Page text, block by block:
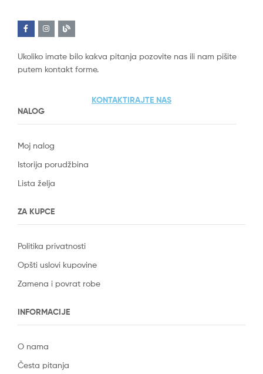
Ukoliko imate bilo kakva pitanja pozovite nas ili nam pišite
putem kontakt forme.
KONTAKTIRAJTE NAS
NALOG
Moj nalog
Istorija porudžbina
Lista želja
ZA KUPCE
Politika privatnosti
Opšti uslovi kupovine
Zamena i povrat robe
INFORMACIJE
O nama
Česta pitanja